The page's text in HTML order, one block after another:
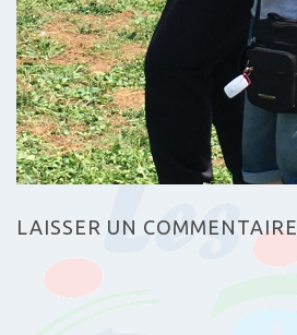
LAISSER UN COMMENTAIRE